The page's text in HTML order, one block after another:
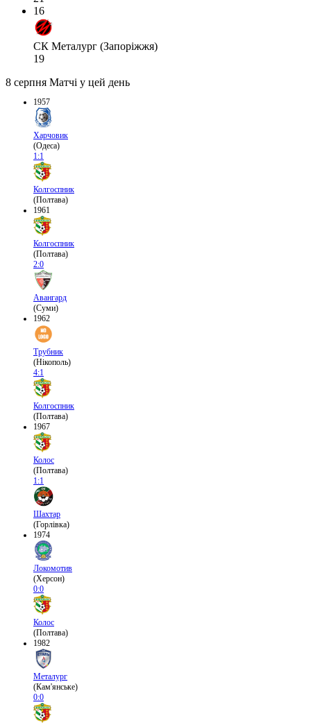
16
СК Металург (Запоріжжя)
19
8 серпня Матчі у цей день
1957
Харчовик
(Одеса)
1:1
Колгоспник
(Полтава)
1961
Колгоспник
(Полтава)
2:0
Авангард
(Суми)
1962
Трубник
(Нікополь)
4:1
Колгоспник
(Полтава)
1967
Колос
(Полтава)
1:1
Шахтар
(Горлівка)
1974
Локомотив
(Херсон)
0:0
Колос
(Полтава)
1982
Металург
(Кам'янське)
0:0